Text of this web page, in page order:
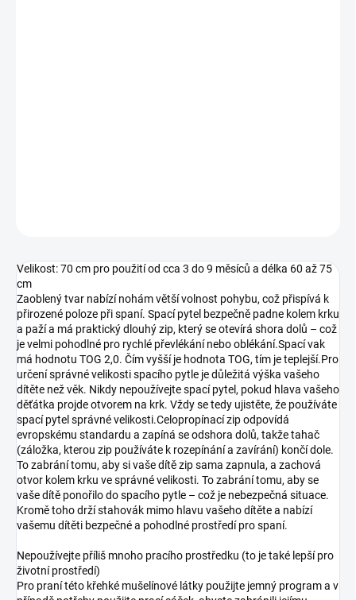
Velikost: 70 cm pro použití od cca 3 do 9 měsíců a délka 60 až 75
cm
Zaoblený tvar nabízí nohám větší volnost pohybu, což přispívá k
přirozené poloze při spaní. Spací pytel bezpečně padne kolem krku
a paží a má praktický dlouhý zip, který se otevírá shora dolů – což
je velmi pohodlné pro rychlé převlékání nebo oblékání.Spací vak
má hodnotu TOG 2,0. Čím vyšší je hodnota TOG, tím je teplejší.Pro
určení správné velikosti spacího pytle je důležitá výška vašeho
dítěte než věk. Nikdy nepoužívejte spací pytel, pokud hlava vašeho
děťátka projde otvorem na krk. Vždy se tedy ujistěte, že používáte
spací pytel správné velikosti.Celopropínací zip odpovídá
evropskému standardu a zapíná se odshora dolů, takže tahač
(záložka, kterou zip používáte k rozepínání a zavírání) končí dole.
To zabrání tomu, aby si vaše dítě zip sama zapnula, a zachová
otvor kolem krku ve správné velikosti. To zabrání tomu, aby se
vaše dítě ponořilo do spacího pytle – což je nebezpečná situace.
Kromě toho drží stahovák mimo hlavu vašeho dítěte a nabízí
vašemu dítěti bezpečné a pohodlné prostředí pro spaní.
Nepoužívejte příliš mnoho pracího prostředku (to je také lepší pro
životní prostředí)
Pro praní této křehké mušelínové látky použijte jemný program a v